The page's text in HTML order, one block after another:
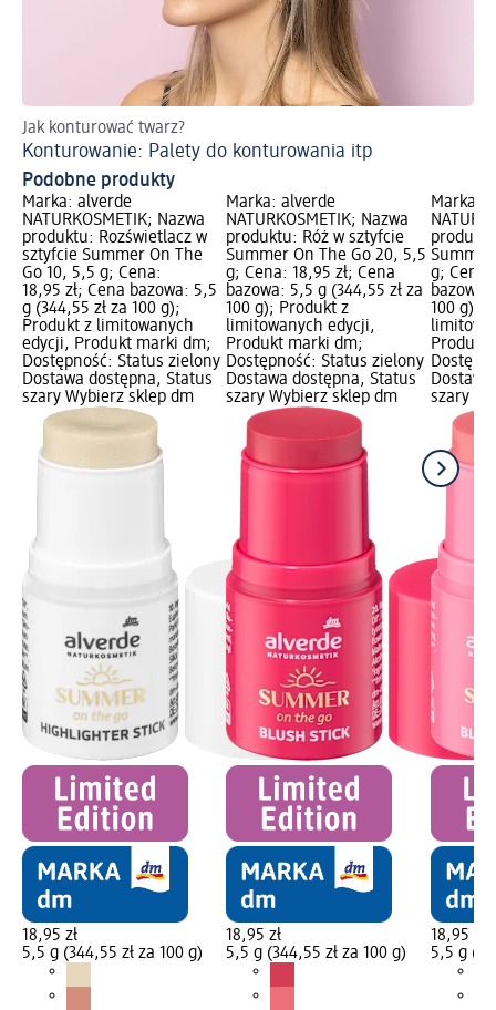
Jak konturować twarz?
Konturowanie: Palety do konturowania itp
Podobne produkty
Marka: alverde
NATURKOSMETIK; Nazwa
produktu: Rozświetlacz w
sztyfcie Summer On The
Go 10, 5,5 g; Cena:
18,95 zł; Cena bazowa: 5,5
g (344,55 zł za 100 g);
Produkt z limitowanych
edycji, Produkt marki dm;
Dostępność: Status zielony
Dostawa dostępna, Status
szary Wybierz sklep dm
18,95 zł
5,5 g (344,55 zł za 100 g)
Marka: alverde
NATURKOSMETIK; Nazwa
produktu: Róż w sztyfcie
Summer On The Go 20, 5,5
g; Cena: 18,95 zł; Cena
bazowa: 5,5 g (344,55 zł za
100 g); Produkt z
limitowanych edycji,
Produkt marki dm;
Dostępność: Status zielony
Dostawa dostępna, Status
szary Wybierz sklep dm
18,95 zł
5,5 g (344,55 zł za 100 g)
Marka:
Summer
g; Cena:
bazowa:
100 g);
Produkt
szary
18,95 zł
5,5 g